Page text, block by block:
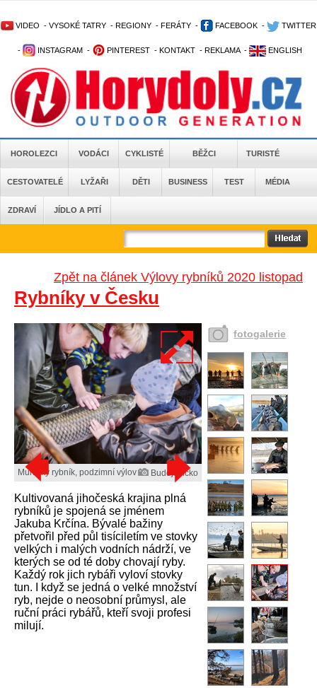
VIDEO - VYSOKÉ TATRY - REGIONY - FERÁTY - FACEBOOK - TWITTER
- INSTAGRAM - PINTEREST - KONTAKT - REKLAMA - ENGLISH
HOROLEZCI VODÁCI CYKLISTÉ BĚŽCI TURISTÉ
CESTOVATELÉ LYŽAŘI DĚTI BUSINESS TEST MÉDIA
ZDRAVÍ JÍDLO A PITÍ
Zpět na článek Výlovy rybníků 2020 listopad
Rybníky v Česku
Munický rybník, podzimní výlov Budějovicko
Kultivovaná jihočeská krajina plná
rybníků je spojená se jménem
Jakuba Krčína. Bývalé bažiny
přetvořil před půl tisíciletím ve stovky
velkých i malých vodních nádrží, ve
kterých se od té doby chovají ryby.
Každý rok jich rybáři vyloví stovky
tun. I když se jedná o velké množství
ryb, nejde o neosobní průmysl, ale
ruční práci rybářů, kteří svoji profesi
milují.
fotogalerie